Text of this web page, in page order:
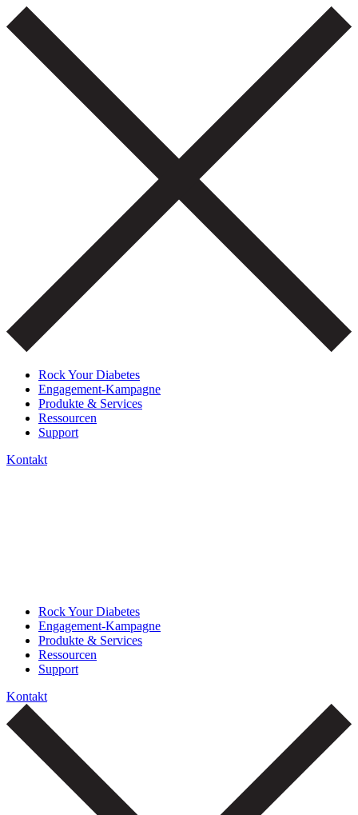
Rock Your Diabetes
Engagement-Kampagne
Produkte & Services
Ressourcen
Support
Kontakt
Rock Your Diabetes
Engagement-Kampagne
Produkte & Services
Ressourcen
Support
Kontakt